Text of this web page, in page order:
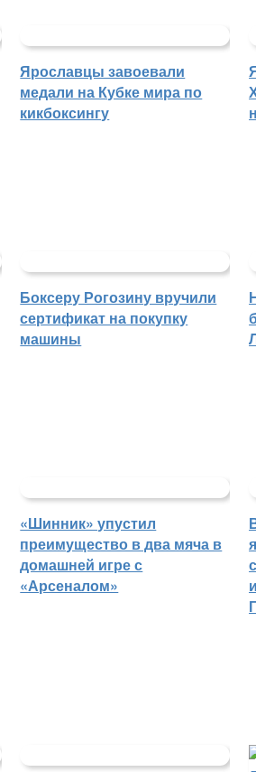
Ярославцы завоевали
медали на Кубке мира по
кикбоксингу
Боксеру Рогозину вручили
сертификат на покупку
машины
«Шинник» упустил
преимущество в два мяча в
домашней игре с
«Арсеналом»